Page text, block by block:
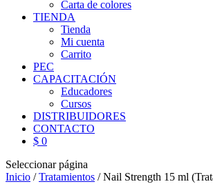
Carta de colores
TIENDA
Tienda
Mi cuenta
Carrito
PEC
CAPACITACIÓN
Educadores
Cursos
DISTRIBUIDORES
CONTACTO
$ 0
Seleccionar página
Inicio /Tratamientos / Nail Strength 15 ml